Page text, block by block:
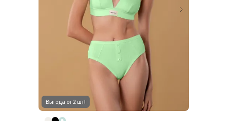
Выгода от 2 шт!